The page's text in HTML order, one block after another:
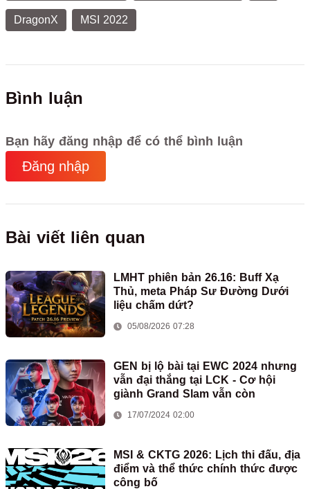
DragonX MSI 2022
Bình luận
Bạn hãy đăng nhập để có thể bình luận
Đăng nhập
Bài viết liên quan
LMHT phiên bản 26.16: Buff Xạ
Thủ, meta Pháp Sư Đường Dưới
liệu chấm dứt?
05/08/2026 07:28
GEN bị lộ bài tại EWC 2024 nhưng
vẫn đại thắng tại LCK - Cơ hội
giành Grand Slam vẫn còn
17/07/2024 02:00
MSI & CKTG 2026: Lịch thi đấu, địa
điểm và thể thức chính thức được
công bố